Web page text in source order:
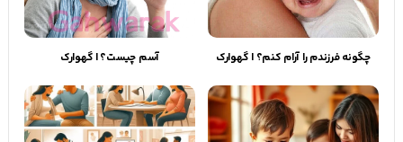
چگونه فرزندم را آرام کنم؟ | گهوارک آسم چیست؟ | گهوارک